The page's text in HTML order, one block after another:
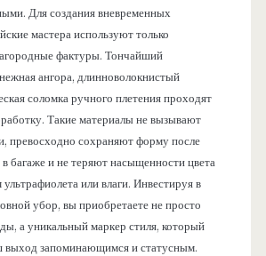
Для создания вневременных
мастера используют только
фактуры. Тончайший
ангора, длинноволокнистый
соломка ручного плетения проходят
Такие материалы не вызывают
превосходно сохраняют форму после
багаже и не теряют насыщенности цвета
или влаги. Инвестируя в
убор, вы приобретаете не просто
а уникальный маркер стиля, который
выход запоминающимся и статусным.